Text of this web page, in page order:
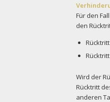
Für den
den
Wird der
Rücktritt
anderen